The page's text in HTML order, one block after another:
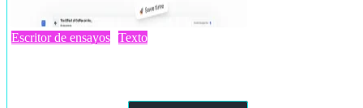
Escritor de ensayos Texto